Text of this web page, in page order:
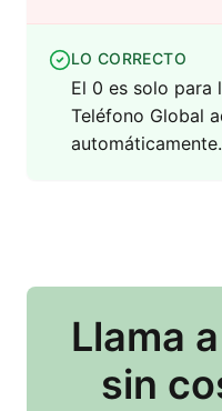
LO CORRECTO
El 0 es solo para
Teléfono Global
automáticamente.
Llama
sin